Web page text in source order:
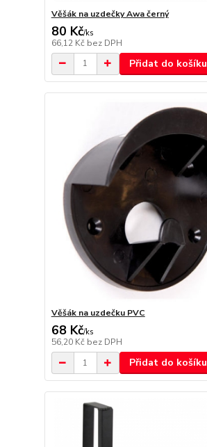
Věšák na uzdečky Awa černý
80 Kč/ks
66,12 Kč bez DPH
Přidat do košíku
Věšák na uzdečku PVC
68 Kč/ks
56,20 Kč bez DPH
Přidat do košíku